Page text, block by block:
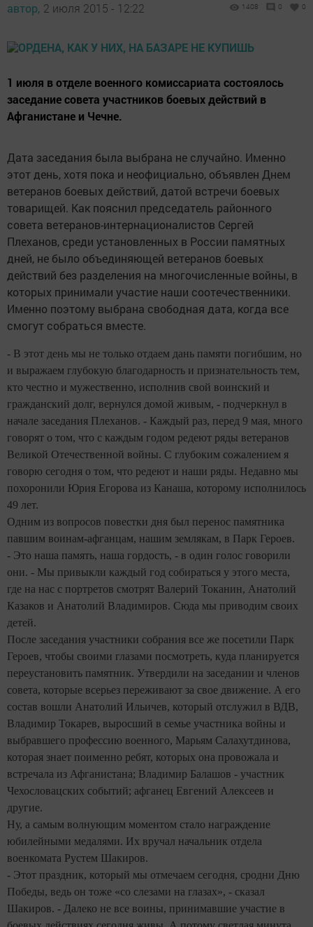
автор, 2 июля 2015 - 12:22 1408 0 0
1 июля в отделе военного комиссариата состоялось
заседание совета участников боевых действий в
Афганистане и Чечне.
Дата заседания была выбрана не случайно. Именно
этот день, хотя пока и неофициально, объявлен Днем
ветеранов боевых действий, датой встречи боевых
товарищей. Как пояснил председатель районного
совета ветеранов-интернационалистов Сергей
Плеханов, среди установленных в России памятных
дней, не было объединяющей ветеранов боевых
действий без разделения на многочисленные войны, в
которых принимали участие наши соотечественники.
Именно поэтому выбрана свободная дата, когда все
смогут собраться вместе.
- В этот день мы не только отдаем дань памяти погибшим, но
и выражаем глубокую благодарность и признательность тем,
кто честно и мужественно, исполнив свой воинский и
гражданский долг, вернулся домой живым, - подчеркнул в
начале заседания Плеханов. - Каждый раз, перед 9 мая, много
говорят о том, что с каждым годом редеют ряды ветеранов
Великой Отечественной войны. С глубоким сожалением я
говорю сегодня о том, что редеют и наши ряды. Недавно мы
похоронили Юрия Егорова из Канаша, которому исполнилось
49 лет.
Одним из вопросов повестки дня был перенос памятника
павшим воинам-афганцам, нашим землякам, в Парк Героев.
- Это наша память, наша гордость, - в один голос говорили
они. - Мы привыкли каждый год собираться у этого места,
где на нас с портретов смотрят Валерий Токанин, Анатолий
Казаков и Анатолий Владимиров. Сюда мы приводим своих
детей.
После заседания участники собрания все же посетили Парк
Героев, чтобы своими глазами посмотреть, куда планируется
переустановить памятник. Утвердили на заседании и членов
совета, которые всерьез переживают за свое движение. А его
состав вошли Анатолий Ильичев, который отслужил в ВДВ,
Владимир Токарев, выросший в семье участника войны и
выбравшего профессию военного, Марьям Салахутдинова,
которая знает поименно ребят, которых она провожала и
встречала из Афганистана; Владимир Балашов - участник
Чехословацских событий; афганец Евгений Алексеев и
другие.
Ну, а самым волнующим моментом стало награждение
юбилейными медалями. Их вручал начальник отдела
военкомата Рустем Шакиров.
- Этот праздник, который мы отмечаем сегодня, сродни Дню
Победы, ведь он тоже «со слезами на глазах», - сказал
Шакиров. - Далеко не все воины, принимавшие участие в